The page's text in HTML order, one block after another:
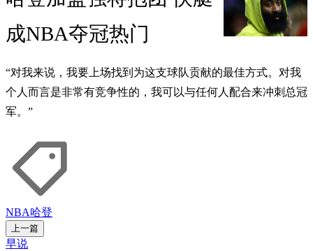
成NBA夺冠热门
“对我来说，我要上场找到为这支球队贡献的最佳方式。对我
个人而言是非常有竞争性的，我可以与任何人配合来冲刺总冠
军。”
NBA哈登
上一篇
早说